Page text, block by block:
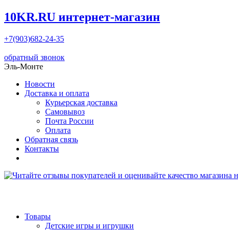
10KR.RU интернет-магазин
+7(903)682-24-35
обратный звонок
Эль-Монте
Новости
Доставка и оплата
Курьерская доставка
Самовывоз
Почта России
Оплата
Обратная связь
Контакты
Товары
Детские игры и игрушки